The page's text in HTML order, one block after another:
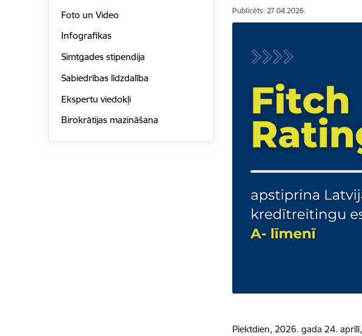
Foto un Video
Infografikas
Simtgades stipendija
Sabiedrības līdzdalība
Ekspertu viedokļi
Birokrātijas mazināšana
Publicēts: 27.04.2026.
Piektdien, 2026. gada 24.